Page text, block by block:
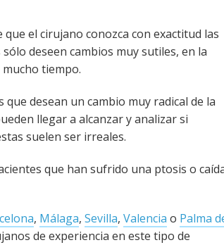
el cirujano conozca con exactitud las
deseen cambios muy sutiles, en la
tiempo.
desean un cambio muy radical de la
llegar a alcanzar y analizar si
suelen ser irreales.
que han sufrido una ptosis o
, Málaga, Sevilla, Valencia o Palma
de experiencia en este tipo de